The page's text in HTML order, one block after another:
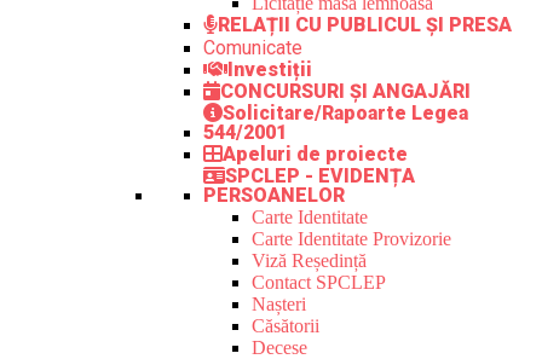
RELAȚII CU PUBLICUL ȘI PRESA
Comunicate
Investiții
CONCURSURI ȘI ANGAJĂRI
Solicitare/Rapoarte Legea
544/2001
Apeluri de proiecte
SPCLEP - EVIDENȚA
PERSOANELOR
Carte Identitate
Carte Identitate Provizorie
Viză Reședință
Contact SPCLEP
Nașteri
Căsătorii
Decese